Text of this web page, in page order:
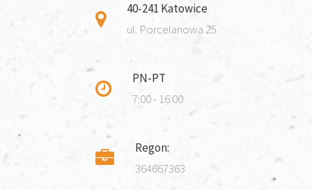
40-241 Katowice
ul. Porcelanowa 25
PN-PT
7:00 - 16:00
Regon:
364667363